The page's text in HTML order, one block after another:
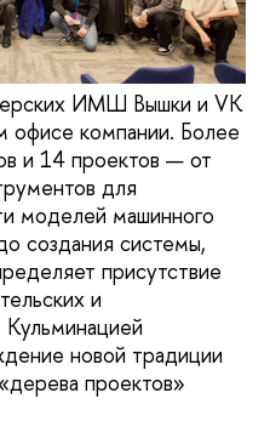
ИМШ Вышки и VK
офисе компании. Более
и 14 проектов — от
для
моделей машинного
создания системы,
присутствие
и
новой традиции
проектов»